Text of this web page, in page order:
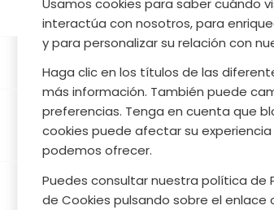
interactúa con nosotros, para
y para personalizar su relación con
Haga clic en los títulos de las
más información. También puede
preferencias. Tenga en cuenta que
cookies puede afectar su
podemos ofrecer.
Puedes consultar nuestra política de
de Cookies pulsando sobre el enlace
Leer más
0 COMENTARIOS
/ PORACVJ